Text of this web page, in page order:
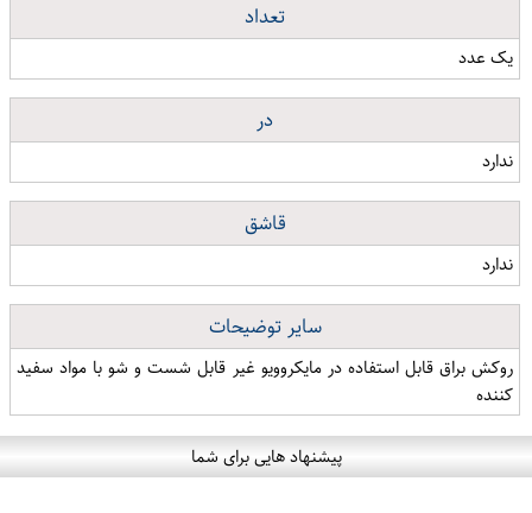
تعداد
یک عدد
در
ندارد
قاشق
ندارد
سایر توضیحات
روکش براق قابل استفاده در مایکروویو غیر قابل شست و شو با مواد سفید
کننده
پیشنهاد هایی برای شما